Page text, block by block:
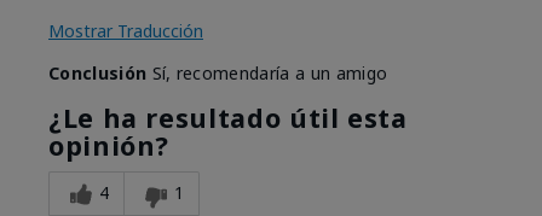
Mostrar Traducción
Conclusión Sí, recomendaría a un amigo
¿Le ha resultado útil esta
opinión?
4 1